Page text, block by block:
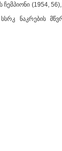
ჩემპიონი (1954,
ნაკრების